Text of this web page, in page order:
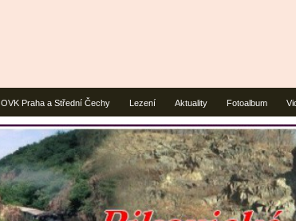
OVK Praha a Střední Čechy Lezení Aktuality Fotoalbum